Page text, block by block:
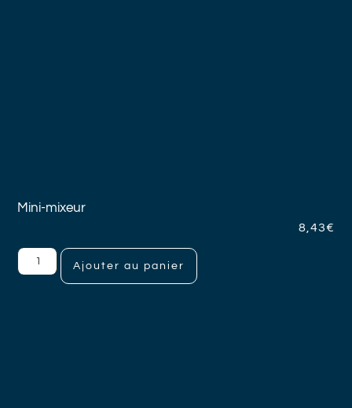
Mini-mixeur
8,43€
Ajouter au panier